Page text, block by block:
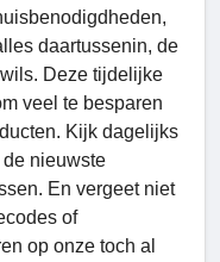
daartussenin, de
Deze tijdelijke
veel te besparen
Kijk dagelijks
nieuwste
En vergeet niet
of
op onze toch al